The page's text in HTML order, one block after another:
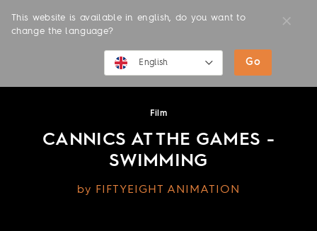
This website is available in english, do you want to
change the language?
English Go
Film
CANNICS AT THE GAMES -
SWIMMING
by FIFTYEIGHT ANIMATION